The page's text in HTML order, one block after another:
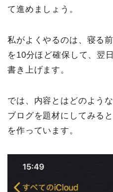
て進めましょう。
私がよくやるのは、寝る
を10分ほど確保して、翌
書き上げます。
では、内容とはどのよう
ブログを題材にしてみる
を作っています。